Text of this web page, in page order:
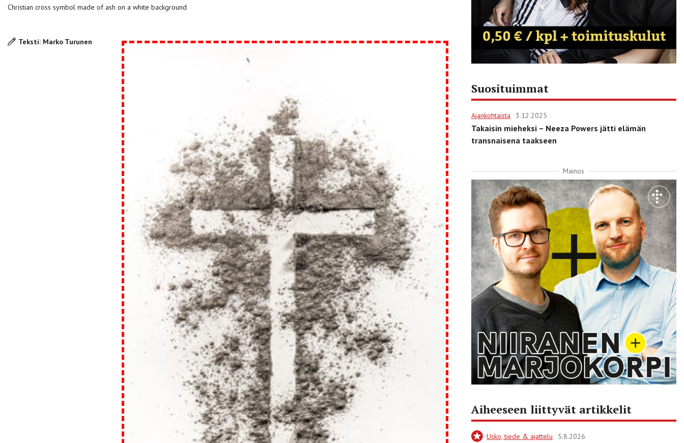
Christian cross symbol made of ash on a white background
Teksti: Marko Turunen
Suosituimmat
Ajankohtaista 3.12.2025
Takaisin mieheksi – Neeza Powers jätti elämän
transnaisena taakseen
Mainos
Aiheeseen liittyvät artikkelit
Usko, tiede & ajattelu 5.8.2026